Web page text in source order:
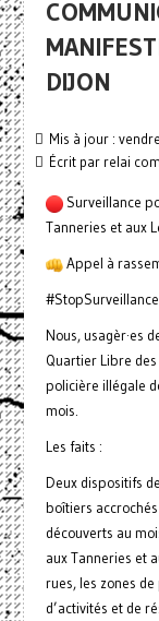
DIJON
Mis à jour :
Écrit par relai
Surveillance
Tanneries et aux
Appel à
#StopSurveillance
Nous, usagèr·es
Quartier Libre
policière illégale
mois.
Les faits :
Deux dispositifs
boîtiers
découverts au
aux Tanneries et
rues, les zones
d’activités et de